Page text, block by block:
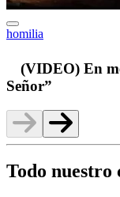
homilia
(VIDEO) En
Señor”
Todo nuestro